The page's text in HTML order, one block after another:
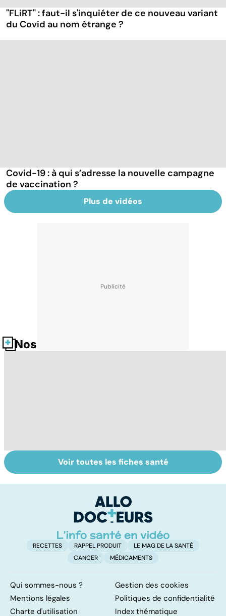
"FLiRT" : faut-il s'inquiéter de ce nouveau variant
du Covid au nom étrange ?
Covid-19 : à qui s’adresse la nouvelle campagne
de vaccination ?
Plus de vidéos
Nos fiches santé
Tout savoir sur
les infections
Inflammation des
amygdales : que
d'angine ?
Voir toutes les fiches santé
RECETTES RAPPEL PRODUIT
LE MAG DE LA SANTÉ
CANCER
MÉDICAMENTS
Qui sommes-nous ?
Gestion des cookies
Mentions légales
Politiques de confidentialité
Charte d'utilisation
Index thématique